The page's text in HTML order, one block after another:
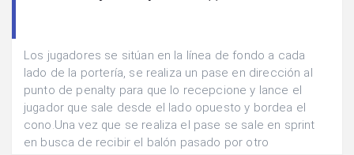
Los jugadores se sitúan en la línea de fondo a cada
lado de la portería, se realiza un pase en dirección al
punto de penalty para que lo recepcione y lance el
jugador que sale desde el lado opuesto y bordea el
cono.Una vez que se realiza el pase se sale en sprint
en busca de recibir el balón pasado por otro